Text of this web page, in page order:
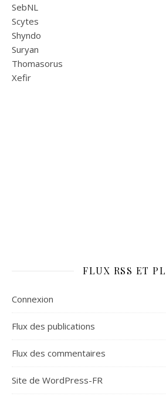
SebNL
Scytes
Shyndo
Suryan
Thomasorus
Xefir
FLUX RSS ET
Connexion
Flux des publications
Flux des commentaires
Site de WordPress-FR